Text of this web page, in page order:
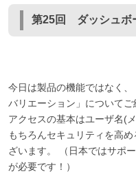
第25回 ダッシュボ
今日は製品の機能ではなく
バリエーション」について
アクセスの基本はユーザ名(
もちろんセキュリティを高
ざいます。 （日本ではサポ
が必要です！）